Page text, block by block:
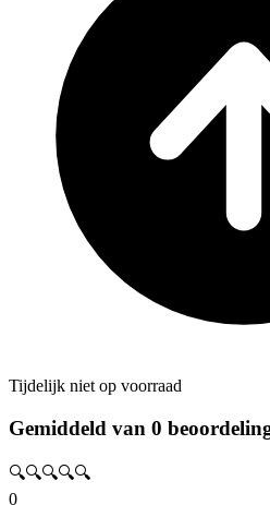
Tijdelijk niet op voorraad
Gemiddeld van 0
🔍🔍🔍🔍🔍
0